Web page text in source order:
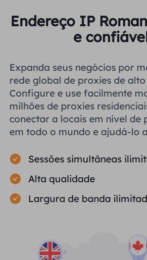
Endereço IP
e
Expanda seus negócios por
rede global de proxies de
Configure e use facilmente
milhões de proxies
conectar a locais em nível de
em todo o mundo e ajudá-lo
Sessões simultâneas
Alta qualidade
Largura de banda